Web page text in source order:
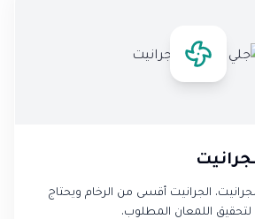
الجرانيت أقسى من الرخام ويحتاج
اللمعان المطلوب.